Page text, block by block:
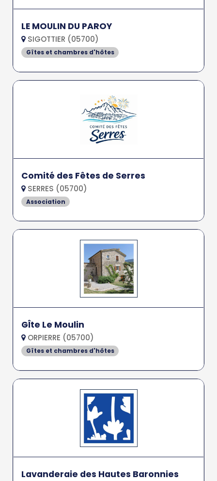
LE MOULIN DU PAROY
SIGOTTIER (05700)
Gîtes et chambres d'hôtes
Comité des Fêtes de Serres
SERRES (05700)
Association
GÎte Le Moulin
ORPIERRE (05700)
Gîtes et chambres d'hôtes
Lavanderaie des Hautes Baronnies